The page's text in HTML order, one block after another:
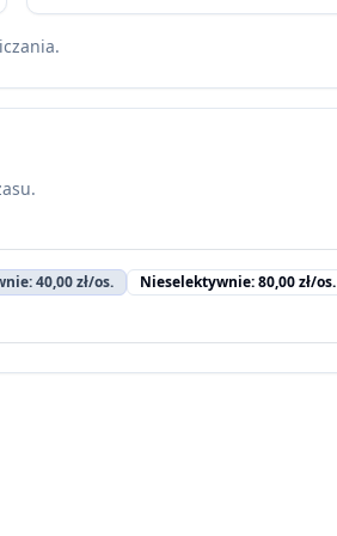
40,00 zł/os. Nieselektywnie: 80,00 zł/os.